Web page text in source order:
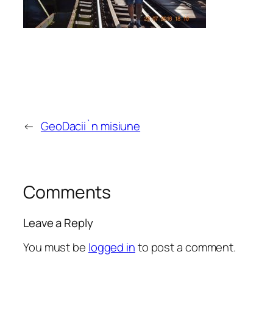
← GeoDacii`n misiune
Comments
Leave a Reply
You must be logged into post a comment.